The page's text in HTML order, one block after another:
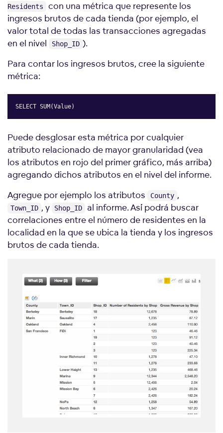
Residents
con una métrica que represente los
ingresos brutos de cada tienda (por ejemplo, el
valor total de todas las transacciones agregadas
en el nivel
Shop_ID ).
Para contar los ingresos brutos, cree la siguiente
métrica:
SELECT SUM(Value)
Puede desglosar esta métrica por cualquier
atributo relacionado de mayor granularidad (vea
los atributos en rojo del primer gráfico, más arriba)
agregando dichos atributos en el nivel del informe.
Agregue por ejemplo los atributos
County ,
Town_ID , y Shop_ID
al informe. Así podrá buscar
correlaciones entre el número de residentes en la
localidad en la que se ubica la tienda y los ingresos
brutos de cada tienda.